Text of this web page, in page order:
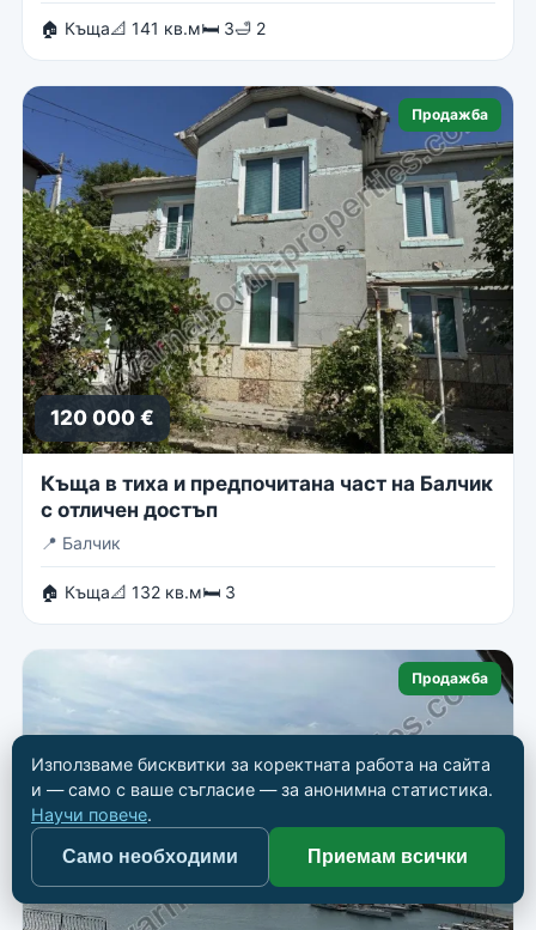
🏠 Къща📐 141 кв.м🛏 3🛁 2
Продажба
120 000 €
Къща в тиха и предпочитана част на Балчик
с отличен достъп
📍 Балчик
🏠 Къща📐 132 кв.м🛏 3
Продажба
Използваме бисквитки за коректната работа на сайта
и — само с ваше съгласие — за анонимна статистика.
Научи повече.
Само необходими Приемам всички